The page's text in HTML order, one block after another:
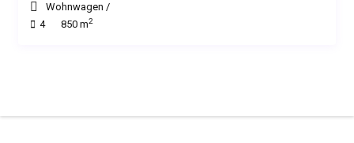
Wohnwagen /
4
850 m2